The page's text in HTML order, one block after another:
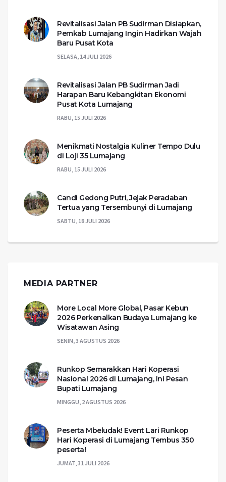
Revitalisasi Jalan PB Sudirman Disiapkan,
Pemkab Lumajang Ingin Hadirkan Wajah
Baru Pusat Kota
SELASA, 14 JULI 2026
Revitalisasi Jalan PB Sudirman Jadi
Harapan Baru Kebangkitan Ekonomi
Pusat Kota Lumajang
RABU, 15 JULI 2026
Menikmati Nostalgia Kuliner Tempo Dulu
di Loji 35 Lumajang
RABU, 15 JULI 2026
Candi Gedong Putri, Jejak Peradaban
Tertua yang Tersembunyi di Lumajang
SABTU, 18 JULI 2026
MEDIA PARTNER
More Local More Global, Pasar Kebun
2026 Perkenalkan Budaya Lumajang ke
Wisatawan Asing
SENIN, 3 AGUSTUS 2026
Runkop Semarakkan Hari Koperasi
Nasional 2026 di Lumajang, Ini Pesan
Bupati Lumajang
MINGGU, 2 AGUSTUS 2026
Peserta Mbeludak! Event Lari Runkop
Hari Koperasi di Lumajang Tembus 350
peserta!
JUMAT, 31 JULI 2026